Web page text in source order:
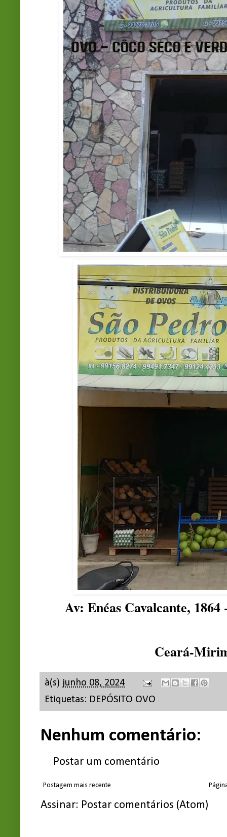
Av: Enéas Cavalcante,
Ceará-
à(s) junho 08, 2024
Etiquetas: DEPÓSITO OVO
Nenhum comentário:
Postar um comentário
Postagem mais recente
Assinar: Postar comentários (Atom)